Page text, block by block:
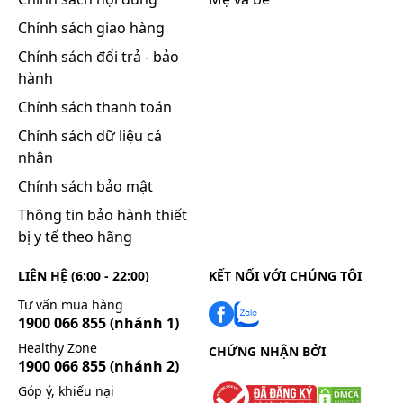
Lưu ý: Liều dùng trên chỉ mang tính chất tham
khảo. Liều dùng cụ thể tùy thuộc vào thể trạng và
mức độ diễn tiến của bệnh. Để có liều dùng phù
hợp, bạn cần tham khảo ý kiến bác sĩ hoặc chuyên
viên y tế.
Làm gì khi dùng quá liều?
Gây lợi tiểu bằng truyền dịch có thể có tác dụng sau
khi uống liều lớn.
Tích cực theo dõi để có biện pháp xử trí kịp thời.
Làm gì khi quên 1 liều?
càng tốt. Tuy nhiên, nếu gần với liều kế tiếp, hãy bỏ
qua liều đã quên và dùng liều kế tiếp vào thời điểm
như kế hoạch. Lưu ý rằng không nên dùng gấp đôi
liều đã quy định.
Tác dụng phụ có thể gặp:
Chính sách giao hàng
Chính sách đổi trả - bảo
hành
Chính sách thanh toán
Chính sách dữ liệu cá
nhân
Chính sách bảo mật
Thông tin bảo hành thiết
bị y tế theo hãng
LIÊN HỆ (6:00 - 22:00)
Tư vấn mua hàng
1900 066 855(nhánh 1)
Healthy Zone
1900 066 855(nhánh 2)
Góp ý, khiếu nại
KẾT NỐI VỚI CHÚNG TÔI
CHỨNG NHẬN BỞI